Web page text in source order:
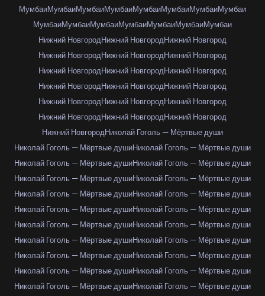
МумбаиМумбаиМумбаиМумбаиМумбаиМумбаиМумбаиМумбаи
МумбаиМумбаиМумбаиМумбаиМумбаиМумбаиМумбаи
Нижний НовгородНижний НовгородНижний Новгород
Нижний НовгородНижний НовгородНижний Новгород
Нижний НовгородНижний НовгородНижний Новгород
Нижний НовгородНижний НовгородНижний Новгород
Нижний НовгородНижний НовгородНижний Новгород
Нижний НовгородНижний НовгородНижний Новгород
Нижний НовгородНиколай Гоголь — Мёртвые души
Николай Гоголь — Мёртвые душиНиколай Гоголь — Мёртвые души
Николай Гоголь — Мёртвые душиНиколай Гоголь — Мёртвые души
Николай Гоголь — Мёртвые душиНиколай Гоголь — Мёртвые души
Николай Гоголь — Мёртвые душиНиколай Гоголь — Мёртвые души
Николай Гоголь — Мёртвые душиНиколай Гоголь — Мёртвые души
Николай Гоголь — Мёртвые душиНиколай Гоголь — Мёртвые души
Николай Гоголь — Мёртвые душиНиколай Гоголь — Мёртвые души
Николай Гоголь — Мёртвые душиНиколай Гоголь — Мёртвые души
Николай Гоголь — Мёртвые душиНиколай Гоголь — Мёртвые души
Николай Гоголь — Мёртвые душиНиколай Гоголь — Мёртвые души